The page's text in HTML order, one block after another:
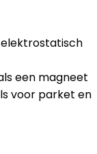
elektrostatisch
een magneet
voor parket en